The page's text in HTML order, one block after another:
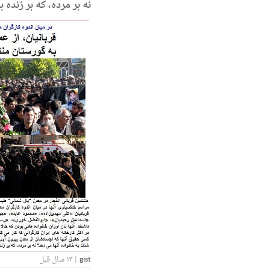
نه بر مرده، که بر
gist
|۱۳ سال قبل